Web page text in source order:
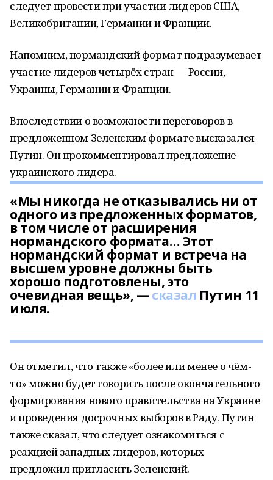
следует провести при участии лидеров США,
Великобритании, Германии и Франции.
Напомним, нормандский формат подразумевает
участие лидеров четырёх стран — России,
Украины, Германии и Франции.
Впоследствии о возможности переговоров в
предложенном Зеленским формате высказался
Путин. Он прокомментировал предложение
украинского лидера.
«Мы никогда не отказывались ни от
одного из предложенных форматов,
в том числе от расширения
нормандского формата… Этот
нормандский формат и встреча на
высшем уровне должны быть
хорошо подготовлены, это
очевидная вещь», — сказал Путин 11
июля.
Он отметил, что также «более или менее о чём-
то» можно будет говорить после окончательного
формирования нового правительства на Украине
и проведения досрочных выборов в Раду. Путин
также сказал, что следует ознакомиться с
реакцией западных лидеров, которых
предложил пригласить Зеленский.